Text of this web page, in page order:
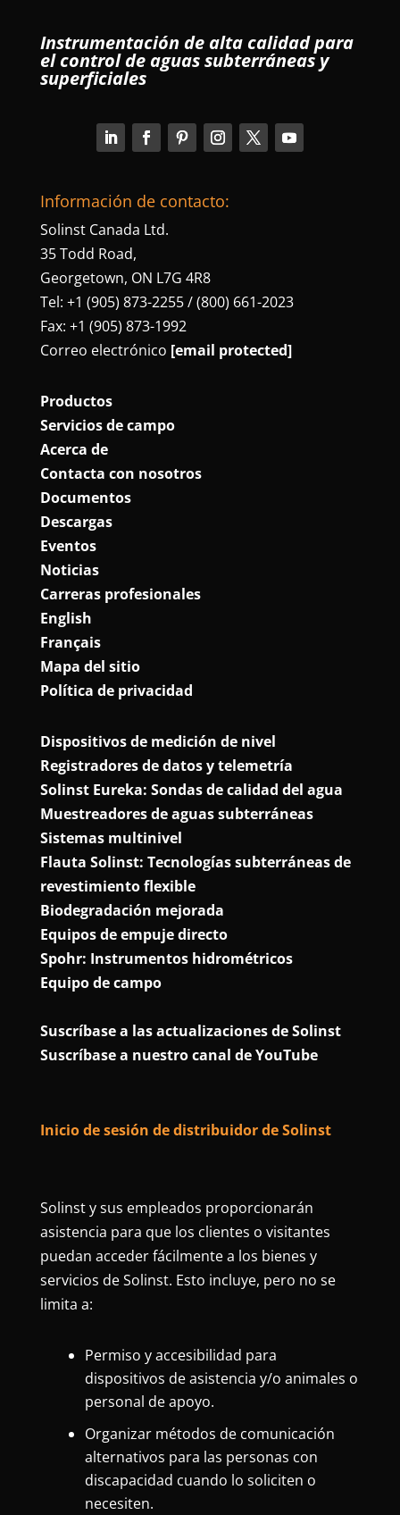
Instrumentación de alta calidad para
el control de aguas subterráneas y
superficiales
Información de contacto:
Solinst Canada Ltd.
35 Todd Road,
Georgetown, ON L7G 4R8
Tel: +1 (905) 873-2255 / (800) 661-2023
Fax: +1 (905) 873-1992
Correo electrónico [email protected]
Productos
Servicios de campo
Acerca de
Contacta con nosotros
Documentos
Descargas
Eventos
Noticias
Carreras profesionales
English
Français
Mapa del sitio
Política de privacidad
Dispositivos de medición de nivel
Registradores de datos y telemetría
Solinst Eureka: Sondas de calidad del agua
Muestreadores de aguas subterráneas
Sistemas multinivel
Flauta Solinst: Tecnologías subterráneas de
revestimiento flexible
Biodegradación mejorada
Equipos de empuje directo
Spohr: Instrumentos hidrométricos
Equipo de campo
Suscríbase a las actualizaciones de Solinst
Suscríbase a nuestro canal de YouTube
Inicio de sesión de distribuidor de Solinst
Solinst y sus empleados proporcionarán
asistencia para que los clientes o visitantes
puedan acceder fácilmente a los bienes y
servicios de Solinst. Esto incluye, pero no se
limita a:
Permiso y accesibilidad para
dispositivos de asistencia y/o animales o
personal de apoyo.
Organizar métodos de comunicación
alternativos para las personas con
discapacidad cuando lo soliciten o
necesiten.